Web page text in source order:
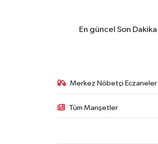
En güncel Son
Merkez Nöbetçi Eczaneler
Tüm Manşetler
KÜLTÜR SANAT
Otomobil
POLİTİKA